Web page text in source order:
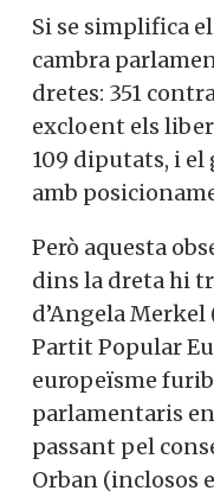
Si se simplifica
cambra
dretes: 351
excloent els
109 diputats, i
amb
Però aquesta
dins la dreta hi
d’Angela
Partit Popular
europeïsme
parlamentaris
passant pel
Orban (inclosos